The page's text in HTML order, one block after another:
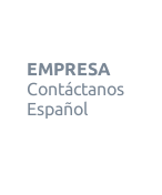
EMPRESA
Contáctanos
Español